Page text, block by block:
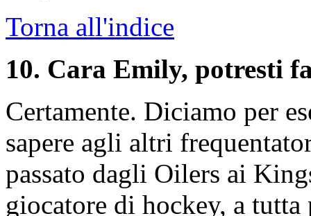
Torna all'indice
10. Cara Emily, potresti
Certamente. Diciamo per
sapere agli altri
passato dagli Oilers ai
giocatore di hockey, a tutta